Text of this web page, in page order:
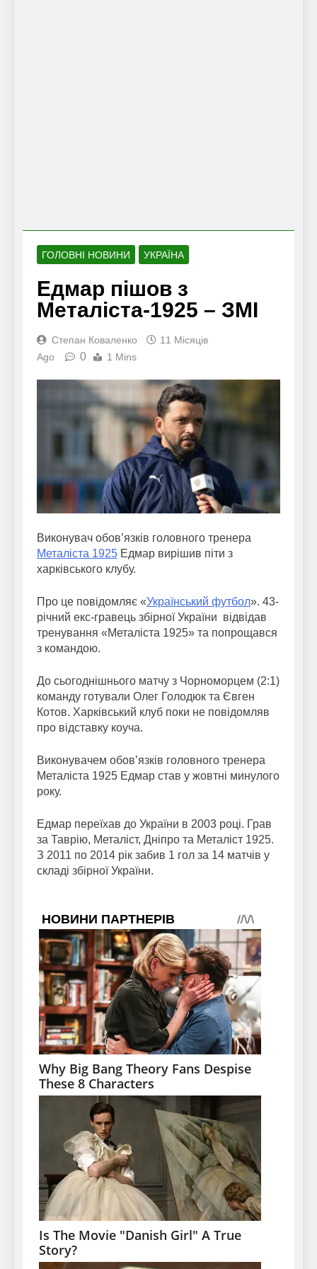
ГОЛОВНІ НОВИНИ УКРАЇНА
Едмар пішов з
Металіста-1925 – ЗМІ
Степан Коваленко
11 Місяців
Ago
0 1 Mins
Виконувач обов’язків головного тренера
Металіста 1925 Едмар вирішив піти з
харківського клубу.
Про це повідомляє «Український футбол». 43-
річний екс-гравець збірної України відвідав
тренування «Металіста 1925» та попрощався
з командою.
До сьогоднішнього матчу з Чорноморцем (2:1)
команду готували Олег Голодюк та Євген
Котов. Харківський клуб поки не повідомляв
про відставку коуча.
Виконувачем обов’язків головного тренера
Металіста 1925 Едмар став у жовтні минулого
року.
Едмар переїхав до України в 2003 році. Грав
за Таврію, Металіст, Дніпро та Металіст 1925.
З 2011 по 2014 рік забив 1 гол за 14 матчів у
складі збірної України.